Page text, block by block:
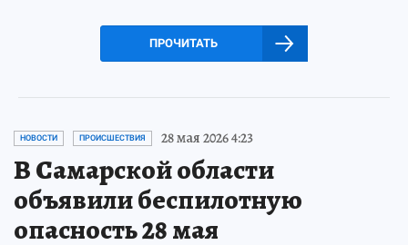
ПРОЧИТАТЬ
НОВОСТИ ПРОИСШЕСТВИЯ 28 мая 2026 4:23
В Самарской области
объявили беспилотную
опасность 28 мая